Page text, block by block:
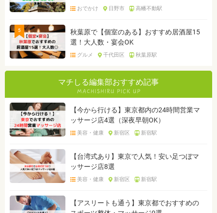
おでかけ 日野市 高幡不動駅
5
秋葉原で【個室のある】おすすめ居酒屋15
選！大人数・宴会OK
グルメ 千代田区 秋葉原駅
マチしる編集部おすすめ記事
【今から行ける】東京都内の24時間営業マ
ッサージ店4選（深夜早朝OK）
美容・健康 新宿区 新宿駅
【台湾式あり】東京で人気！安い足つぼマ
ッサージ店8選
美容・健康 新宿区 新宿駅
【アスリートも通う】東京都でおすすめの